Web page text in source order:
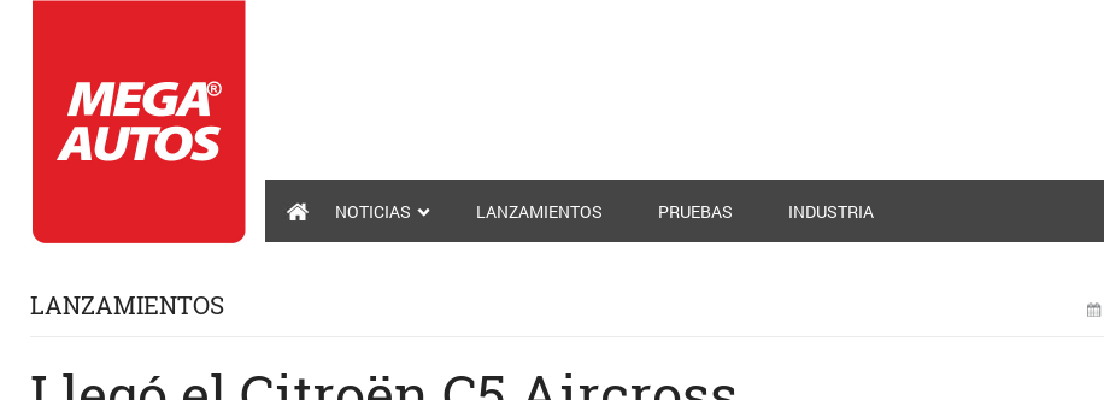
NOTICIAS LANZAMIENTOS PRUEBAS INDUSTRIA
LANZAMIENTOS